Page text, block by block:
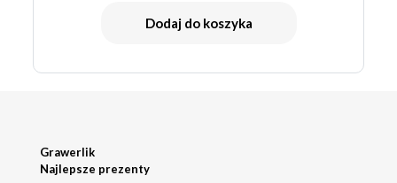
Dodaj do koszyka
Grawerlik
Najlepsze prezenty